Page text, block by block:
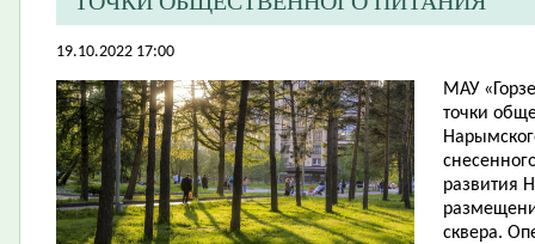
19.10.2022 17:00
МАУ
точки
развития
сквера.